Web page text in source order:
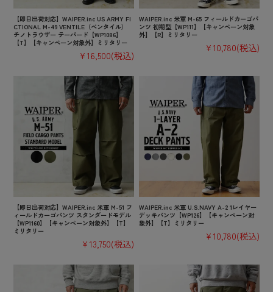
【即日出荷対応】WAIPER.inc US ARMY FI
CTIONAL M-49 VENTILE（ベンタイル）
チノトラウザー テーパード【WP1086】
【T】【キャンペーン対象外】ミリタリー
¥16,500(税込)
WAIPER.inc 米軍 M-65 フィールドカーゴパ
ンツ 初期型【WP111】【キャンペーン対象
外】【R】ミリタリー
¥10,780(税込)
【即日出荷対応】WAIPER.inc 米軍 M-51 フ
ィールドカーゴパンツ スタンダードモデル
【WP1160】【キャンペーン対象外】【T】
ミリタリー
¥13,750(税込)
WAIPER.inc 米軍 U.S.NAVY A-2 1レイヤー
デッキパンツ【WP126】【キャンペーン対
象外】【T】ミリタリー
¥10,780(税込)